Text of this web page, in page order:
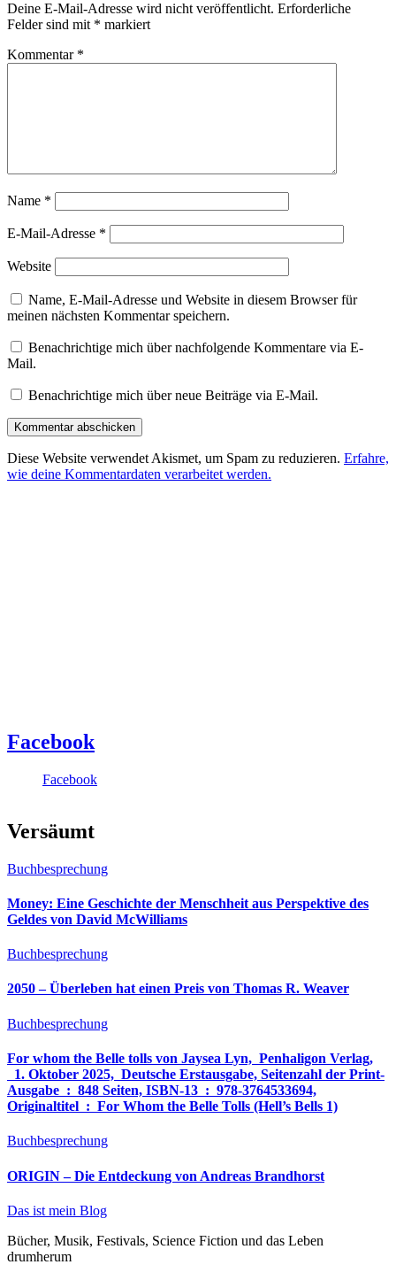
Deine E-Mail-Adresse wird nicht veröffentlicht. Erforderliche
Felder sind mit * markiert
Kommentar *
Name *
E-Mail-Adresse *
Website
Name, E-Mail-Adresse und Website in diesem Browser für
meinen nächsten Kommentar speichern.
Benachrichtige mich über nachfolgende Kommentare via E-
Mail.
Benachrichtige mich über neue Beiträge via E-Mail.
Diese Website verwendet Akismet, um Spam zu reduzieren. Erfahre,
wie deine Kommentardaten verarbeitet werden.
Facebook
Facebook
Versäumt
Buchbesprechung
Money: Eine Geschichte der Menschheit aus Perspektive des
Geldes von David McWilliams
Buchbesprechung
2050 – Überleben hat einen Preis von Thomas R. Weaver
Buchbesprechung
For whom the Belle tolls von Jaysea Lyn, ‎ Penhaligon Verlag,
‎ 1. Oktober 2025, ‎ Deutsche Erstausgabe, Seitenzahl der Print-
Ausgabe ‏ : ‎ 848 Seiten, ISBN-13 ‏ : ‎ 978-3764533694,
Originaltitel ‏ : ‎ For Whom the Belle Tolls (Hell’s Bells 1)
Buchbesprechung
ORIGIN – Die Entdeckung von Andreas Brandhorst
Das ist mein Blog
Bücher, Musik, Festivals, Science Fiction und das Leben
drumherum